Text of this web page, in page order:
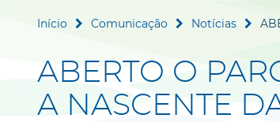
Início Comunicação Notícias
ABERTO O
A NASCENTE